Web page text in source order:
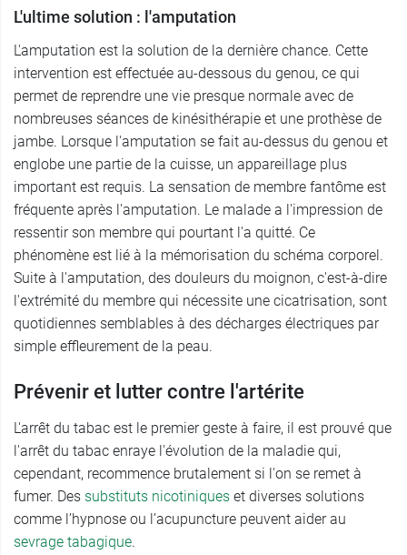
L'ultime solution : l'amputation
L'amputation est la solution de la dernière chance. Cette
intervention est effectuée au-dessous du genou, ce qui
permet de reprendre une vie presque normale avec de
nombreuses séances de kinésithérapie et une prothèse de
jambe. Lorsque l'amputation se fait au-dessus du genou et
englobe une partie de la cuisse, un appareillage plus
important est requis. La sensation de membre fantôme est
fréquente après l'amputation. Le malade a l'impression de
ressentir son membre qui pourtant l'a quitté. Ce
phénomène est lié à la mémorisation du schéma corporel.
Suite à l'amputation, des douleurs du moignon, c'est-à-dire
l'extrémité du membre qui nécessite une cicatrisation, sont
quotidiennes semblables à des décharges électriques par
simple effleurement de la peau.
Prévenir et lutter contre l'artérite
L'arrêt du tabac est le premier geste à faire, il est prouvé que
l'arrêt du tabac enraye l'évolution de la maladie qui,
cependant, recommence brutalement si l'on se remet à
fumer. Des substituts nicotiniques et diverses solutions
comme l’hypnose ou l’acupuncture peuvent aider au
sevrage tabagique.